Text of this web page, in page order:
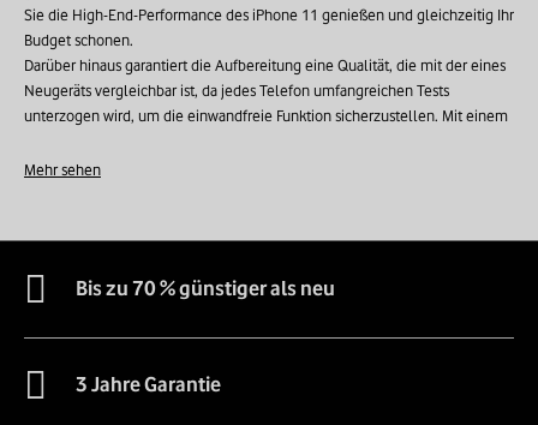
Sie die High-End-Performance des iPhone 11 genießen und gleichzeitig Ihr
Budget schonen.
Darüber hinaus garantiert die Aufbereitung eine Qualität, die mit der eines
Neugeräts vergleichbar ist, da jedes Telefon umfangreichen Tests
unterzogen wird, um die einwandfreie Funktion sicherzustellen. Mit einem
Garantien sowie einem zuverlässigen Kundenservice.
Die Entscheidung für ein refurbished iPhone 11 ist ein aktiver Beitrag zum
natürliche Ressourcen und verursacht erhebliche Mengen an
dabei, Elektroschrott zu reduzieren und natürliche Ressourcen zu schonen,
da die Gewinnung neuer Rohstoffe vermieden wird.
Zudem fördert die Wiederaufbereitung eine Kreislaufwirtschaft durch die
Mehr sehen
Bis zu 70 % günstiger als neu
3 Jahre Garantie